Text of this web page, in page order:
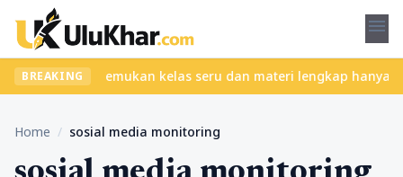
menu
BREAKING
ribet? Temukan kelas seru dan materi lengkap hanya di
Home / sosial media monitoring